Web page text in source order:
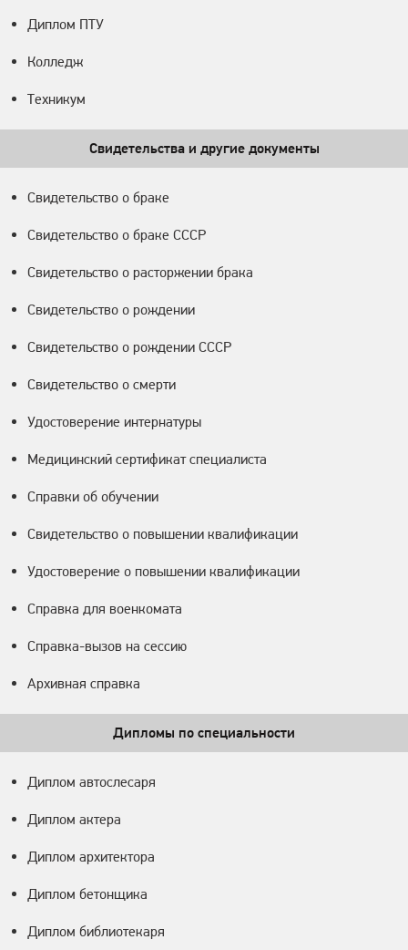
Диплом ПТУ
Колледж
Техникум
Свидетельства и другие документы
Свидетельство о браке
Свидетельство о браке СССР
Свидетельство о расторжении брака
Свидетельство о рождении
Свидетельство о рождении СССР
Свидетельство о смерти
Удостоверение интернатуры
Медицинский сертификат специалиста
Справки об обучении
Свидетельство о повышении квалификации
Удостоверение о повышении квалификации
Справка для военкомата
Справка-вызов на сессию
Архивная справка
Дипломы по специальности
Диплом автослесаря
Диплом актера
Диплом архитектора
Диплом бетонщика
Диплом библиотекаря